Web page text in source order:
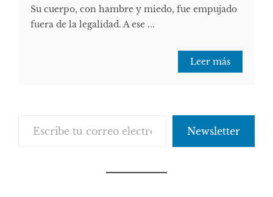
Su cuerpo, con hambre y miedo, fue empujado
fuera de la legalidad. A ese ...
Leer más
Newsletter